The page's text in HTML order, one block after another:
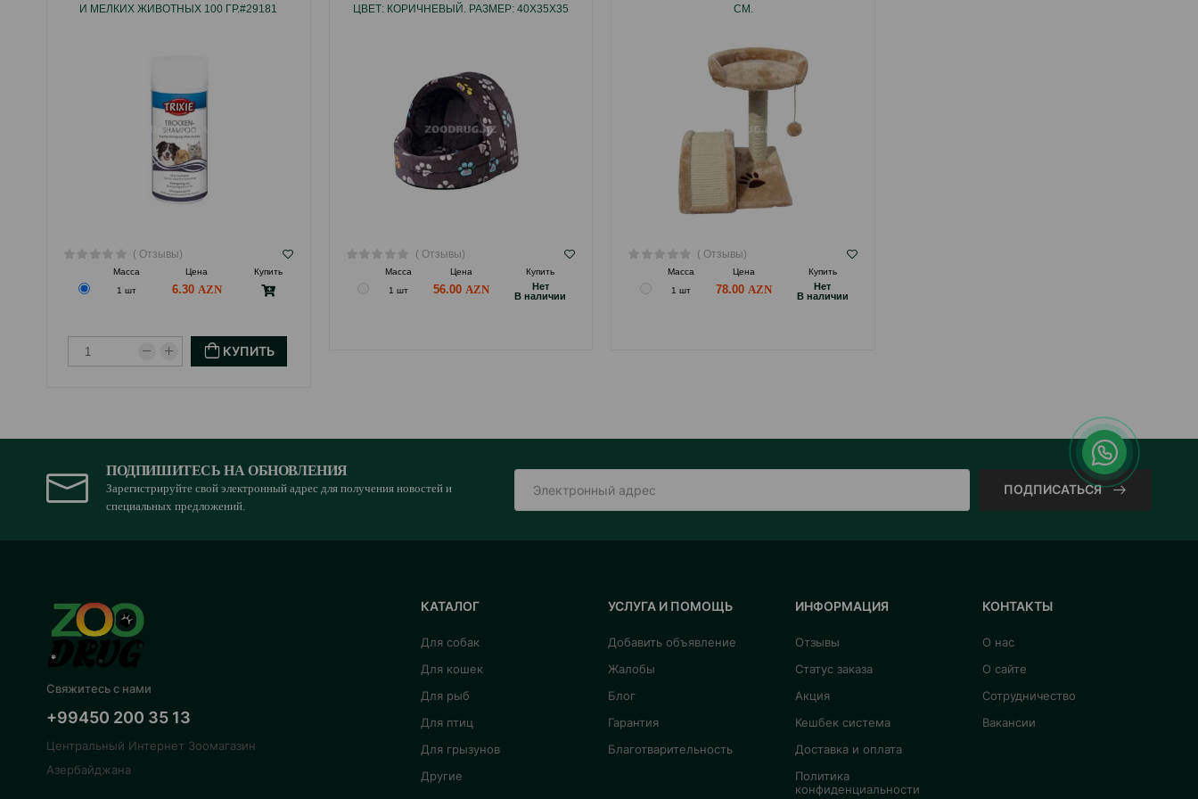
И МЕЛКИХ ЖИВОТНЫХ 100 ГР.#29181
( Отзывы)
Масса Цена
Купить
1 шт
6.30
КУПИТЬ
ЦВЕТ: КОРИЧНЕВЫЙ. РАЗМЕР: 40Х35Х35
( Отзывы)
Масса Цена
Купить
1 шт
56.00
Hет
B наличии
СМ.
( Отзывы)
Масса Цена
Купить
1 шт
78.00
Hет
B наличии
ПОДПИШИТЕСЬ НА ОБНОВЛЕНИЯ
Зарегистрируйте свой электронный адрес для получения новостей и
специальных предложений.
ПОДПИСАТЬСЯ
Свяжитесь с нами
+99450 200 35 13
Центральный Интернет Зоомагазин
Азербайджана
КАТАЛОГ
Для собак
Для кошек
Для рыб
Для птиц
Для грызунов
Другие
УСЛУГА И ПОМОЩЬ
Добавить объявление
Жалобы
Блог
Гарантия
Благотварительность
ИНФОРМАЦИЯ
Отзывы
Статус заказа
Акция
Кешбек система
Доставка и оплата
Политика
конфиденциальности
КОНТАКТЫ
О нас
О сайте
Сотрудничество
Вакансии